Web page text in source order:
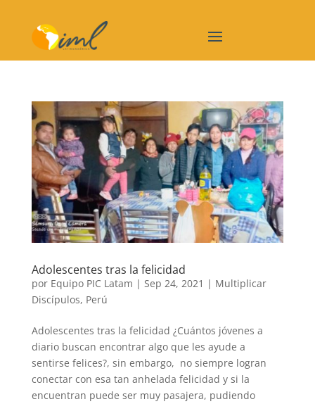
Adolescentes tras la felicidad
por Equipo PIC Latam | Sep 24, 2021 | Multiplicar
Discípulos, Perú
Adolescentes tras la felicidad ¿Cuántos jóvenes a
diario buscan encontrar algo que les ayude a
sentirse felices?, sin embargo, no siempre logran
conectar con esa tan anhelada felicidad y si la
encuentran puede ser muy pasajera, pudiendo